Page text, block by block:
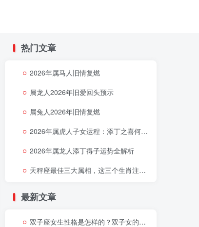
热门文章
2026年属马人旧情复燃
属龙人2026年旧爱回头预示
属兔人2026年旧情复燃
2026年属虎人子女运程：添丁之喜何时降临
2026年属龙人添丁得子运势全解析
天秤座最佳三大属相，这三个生肖注定让天秤座好运连连
最新文章
双子座女生性格是怎样的？双子女的性格与脾气